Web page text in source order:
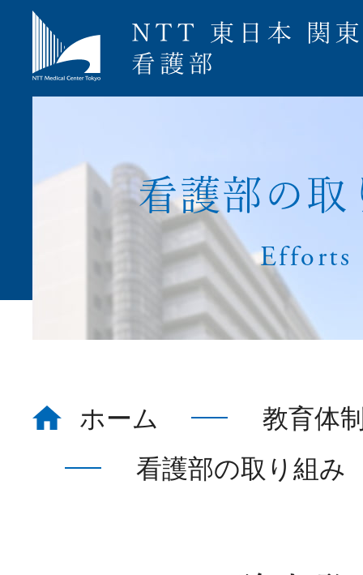
ホーム
募集要項
ナース専科就
看護部 の 取
Efforts
ホーム
教育体
看護部の取り組み